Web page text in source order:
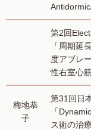
第2回
「周期延
度アブレ
性右室心
梅地恭
子
第31回日
「
ス術の治